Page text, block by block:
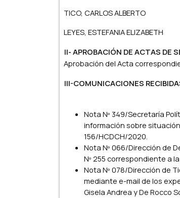
TICO, CARLOS ALBERTO
LEYES, ESTEFANIA ELIZABETH
II- APROBACIÓN DE ACTAS DE
Aprobación del Acta
III-COMUNICACIONES
Nota Nº 349/Secretaría
información sobre
156/HCDCH/2020.
Nota Nº 066/Dirección de
Nº 255 correspondiente a
Nota Nº 078/Dirección de
mediante e-mail de los
Gisela Andrea y De Rocco